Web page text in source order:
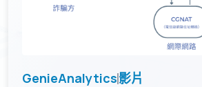
GenieAnalytics影片